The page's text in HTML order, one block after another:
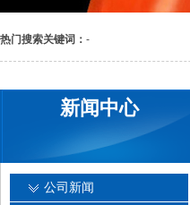
热门搜索关键词： -
新闻中心
公司新闻